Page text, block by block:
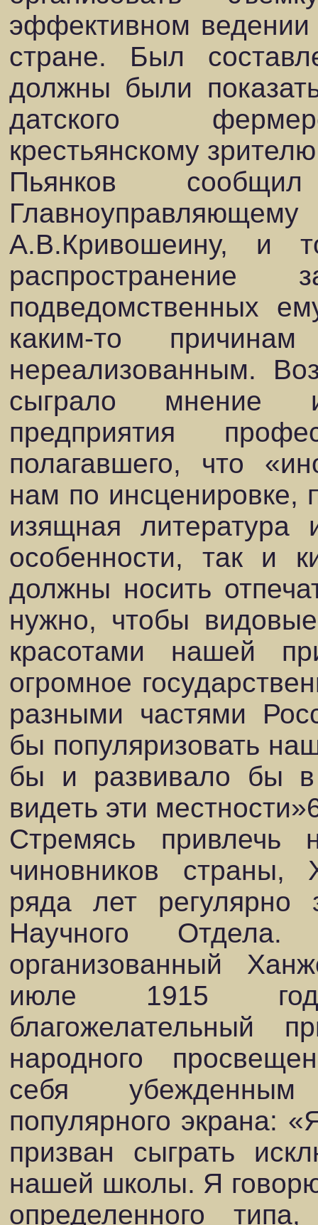
эффективном ведении
стране. Был
должны были
датского
крестьянскому
Пьянков
А.В.Кривошеину, и
подведомственных
каким-то
нереализованным.
сыграло мнение
предприятия
полагавшего, что
нам по инсценировке,
изящная литература
особенности, так и
должны носить
нужно, чтобы
красотами нашей
огромное
разными частями
бы популяризовать
бы и развивало бы
видеть эти
Стремясь
чиновников страны,
ряда лет регулярно
Научного
организованный
июле 1915
благожелательный
народного
себя убежденным
популярного экрана:
призван сыграть
нашей школы. Я
определенного